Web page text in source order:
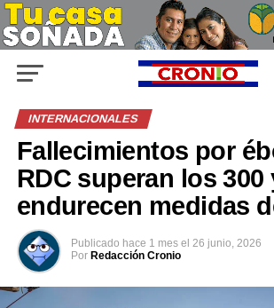
INTERNACIONALES
Fallecimientos por
RDC superan los 300
endurecen medidas
Publicado hace 1 mes el 26 junio, 2026
Por Redacción Cronio